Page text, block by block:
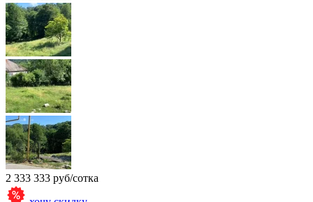
2 333 333 руб/сотка